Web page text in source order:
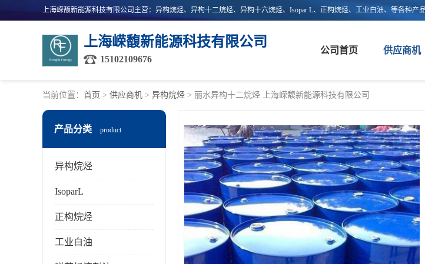
上海嵘馥新能源科技有限公司
15102109676
公司首页 供应商机
当前位置： 首页 > 供应商机 > 异构烷烃 > 丽水异构十二烷烃 上海嵘馥新能源科技有限公司
产品分类 product
异构烷烃
IsoparL
正构烷烃
工业白油